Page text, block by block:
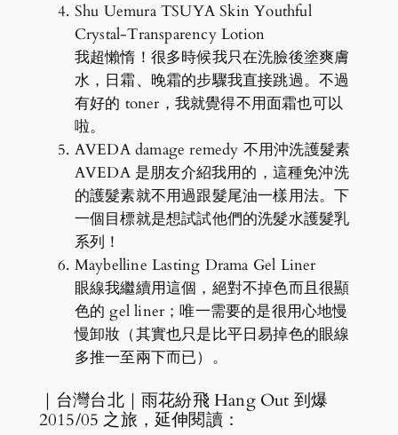
Shu Uemura TSUYA Skin Youthful
Crystal-Transparency Lotion
我超懶惰！很多時候我只在洗臉後塗爽膚
水，日霜、晚霜的步驟我直接跳過。不過
有好的 toner，我就覺得不用面霜也可以
啦。
AVEDA damage remedy 不用沖洗護髮素
AVEDA 是朋友介紹我用的，這種免沖洗
的護髮素就不用過跟髮尾油一樣用法。下
一個目標就是想試試他們的洗髮水護髮乳
系列！
Maybelline Lasting Drama Gel Liner
眼線我繼續用這個，絕對不掉色而且很顯
色的 gel liner；唯一需要的是很用心地慢
慢卸妝（其實也只是比平日易掉色的眼線
多推一至兩下而已）。
｜台灣台北｜雨花紛飛 Hang Out 到爆
2015/05 之旅，延伸閱讀：